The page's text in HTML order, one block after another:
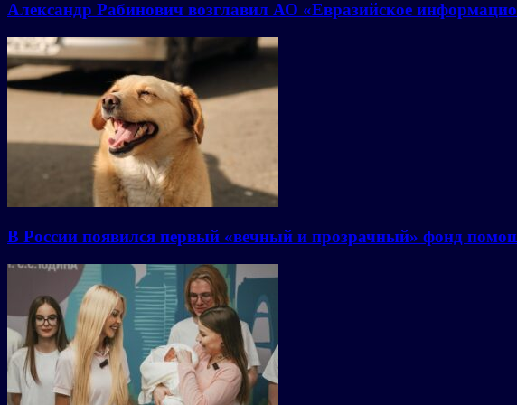
Александр Рабинович возглавил АО «Евразийское
В России появился первый «вечный и прозрачный» фонд